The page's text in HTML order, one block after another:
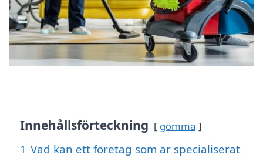
Innehållsförteckning gömma
1 Vad kan ett företag som är specialiserat